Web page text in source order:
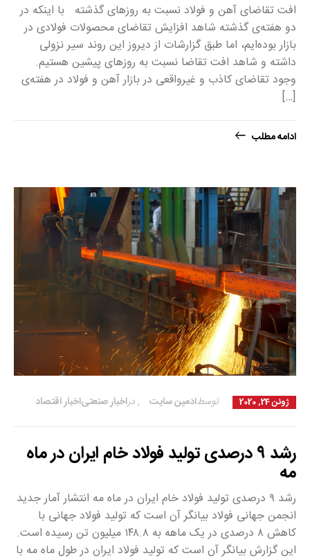
افت تقاضای آهن و فولاد نسبت به روزهای گذشته با اینکه در
دو هفته‌ی گذشته شاهد افزایش تقاضای محصولات فولادی در
بازار بوده‌ایم، اما طبق گزارشات از دیروز این روند سیر نزولی
داشته و شاهد افت تقاضا نسبت به روزهای پیشین هستیم.
وجود تقاضای کاذب و غیرواقعی در بازار آهن و فولاد در هفته‌ی
[…]
ادامه مطلب
ژوئن 24, 2020 ادمین سایتتوسط اخبار اقتصاد , اخبار صنعتیدر
رشد ۹ درصدی تولید فولاد خام ایران در ماه
مه
رشد ۹ درصدی تولید فولاد خام ایران در ماه مه انتشار آمار جدید
انجمن جهانی فولاد بیانگر آن است که تولید فولاد جهانی با
کاهش ۸ درصدی در یک ماهه به ۱۴۸.۸ میلیون تن رسیده است.
این گزارش بیانگر آن است که تولید فولاد ایران در طول ماه مه با